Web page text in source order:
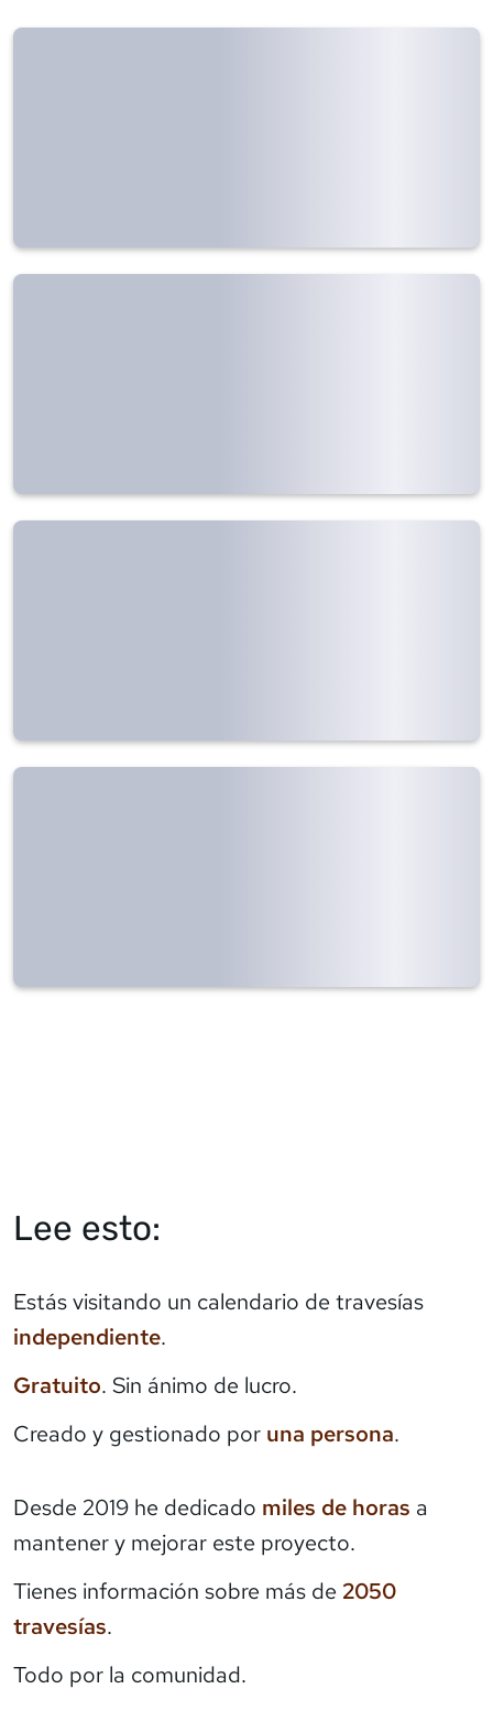
Lee esto:
Estás visitando un calendario de travesías
independiente.
Gratuito. Sin ánimo de lucro.
Creado y gestionado por una persona.
Desde 2019 he dedicado miles de horas a
mantener y mejorar este proyecto.
Tienes información sobre más de 2050
travesías.
Todo por la comunidad.